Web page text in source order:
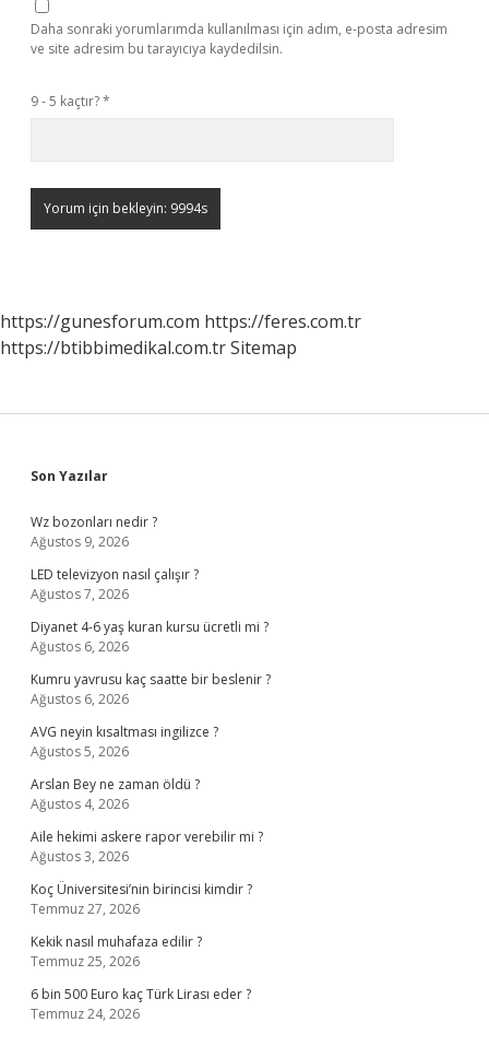
Daha sonraki yorumlarımda kullanılması için adım, e-posta adresim
ve site adresim bu tarayıcıya kaydedilsin.
9 - 5 kaçtır?*
https://gunesforum.com https://feres.com.tr
https://btibbimedikal.com.trSitemap
Sidebar
Son Yazılar
Wz bozonları nedir ?
Ağustos 9, 2026
LED televizyon nasıl çalışır ?
Ağustos 7, 2026
Diyanet 4-6 yaş kuran kursu ücretli mi ?
Ağustos 6, 2026
Kumru yavrusu kaç saatte bir beslenir ?
Ağustos 6, 2026
AVG neyin kısaltması ingilizce ?
Ağustos 5, 2026
Arslan Bey ne zaman öldü ?
Ağustos 4, 2026
Aile hekimi askere rapor verebilir mi ?
Ağustos 3, 2026
Koç Üniversitesi’nin birincisi kimdir ?
Temmuz 27, 2026
Kekik nasıl muhafaza edilir ?
Temmuz 25, 2026
6 bin 500 Euro kaç Türk Lirası eder ?
Temmuz 24, 2026